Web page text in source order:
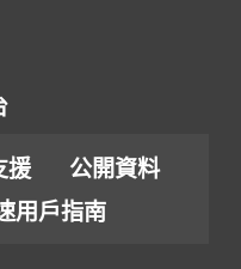
援
公開資料
用戶指南